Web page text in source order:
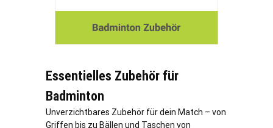
Essentielles Zubehör für
Badminton
Unverzichtbares Zubehör für dein Match – von
Griffen bis zu Bällen und Taschen von